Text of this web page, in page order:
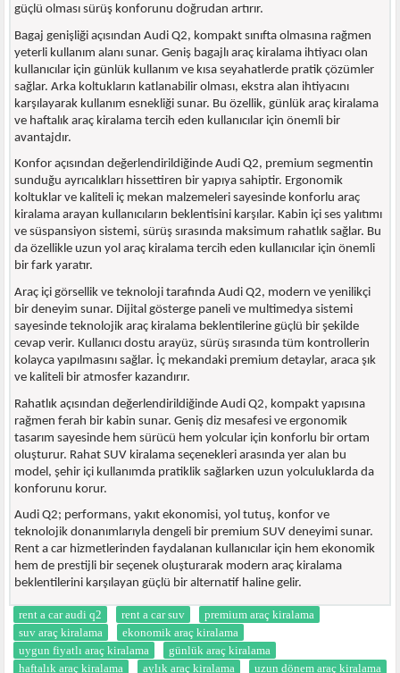
güçlü olması sürüş konforunu doğrudan artırır.
Bagaj genişliği açısından Audi Q2, kompakt sınıfta olmasına rağmen
yeterli kullanım alanı sunar. Geniş bagajlı araç kiralama ihtiyacı olan
kullanıcılar için günlük kullanım ve kısa seyahatlerde pratik çözümler
sağlar. Arka koltukların katlanabilir olması, ekstra alan ihtiyacını
karşılayarak kullanım esnekliği sunar. Bu özellik, günlük araç kiralama
ve haftalık araç kiralama tercih eden kullanıcılar için önemli bir
avantajdır.
Konfor açısından değerlendirildiğinde Audi Q2, premium segmentin
sunduğu ayrıcalıkları hissettiren bir yapıya sahiptir. Ergonomik
koltuklar ve kaliteli iç mekan malzemeleri sayesinde konforlu araç
kiralama arayan kullanıcıların beklentisini karşılar. Kabin içi ses yalıtımı
ve süspansiyon sistemi, sürüş sırasında maksimum rahatlık sağlar. Bu
da özellikle uzun yol araç kiralama tercih eden kullanıcılar için önemli
bir fark yaratır.
Araç içi görsellik ve teknoloji tarafında Audi Q2, modern ve yenilikçi
bir deneyim sunar. Dijital gösterge paneli ve multimedya sistemi
sayesinde teknolojik araç kiralama beklentilerine güçlü bir şekilde
cevap verir. Kullanıcı dostu arayüz, sürüş sırasında tüm kontrollerin
kolayca yapılmasını sağlar. İç mekandaki premium detaylar, araca şık
ve kaliteli bir atmosfer kazandırır.
Rahatlık açısından değerlendirildiğinde Audi Q2, kompakt yapısına
rağmen ferah bir kabin sunar. Geniş diz mesafesi ve ergonomik
tasarım sayesinde hem sürücü hem yolcular için konforlu bir ortam
oluşturur. Rahat SUV kiralama seçenekleri arasında yer alan bu
model, şehir içi kullanımda pratiklik sağlarken uzun yolculuklarda da
konforunu korur.
Audi Q2; performans, yakıt ekonomisi, yol tutuş, konfor ve
teknolojik donanımlarıyla dengeli bir premium SUV deneyimi sunar.
Rent a car hizmetlerinden faydalanan kullanıcılar için hem ekonomik
hem de prestijli bir seçenek oluşturarak modern araç kiralama
beklentilerini karşılayan güçlü bir alternatif haline gelir.
rent a car audi q2 rent a car suv
premium araç kiralama
suv araç kiralama
ekonomik araç kiralama
uygun fiyatlı araç kiralama
günlük araç kiralama
haftalık araç kiralama
aylık araç kiralama uzun dönem araç kiralama